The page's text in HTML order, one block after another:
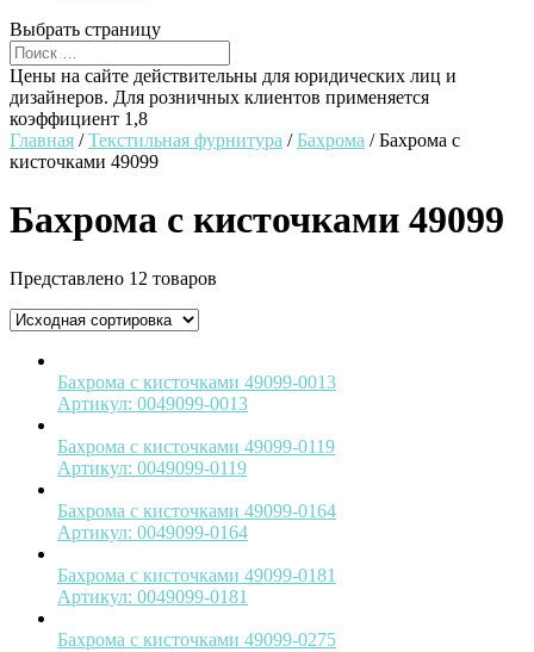
Выбрать страницу
Цены на сайте действительны для юридических лиц и
дизайнеров. Для розничных клиентов применяется
коэффициент 1,8
Главная /Текстильная фурнитура /Бахрома / Бахрома с
кисточками 49099
Бахрома с кисточками 49099
Представлено 12 товаров
Бахрома с кисточками 49099-0013
Артикул: 0049099-0013
Бахрома с кисточками 49099-0119
Артикул: 0049099-0119
Бахрома с кисточками 49099-0164
Артикул: 0049099-0164
Бахрома с кисточками 49099-0181
Артикул: 0049099-0181
Бахрома с кисточками 49099-0275